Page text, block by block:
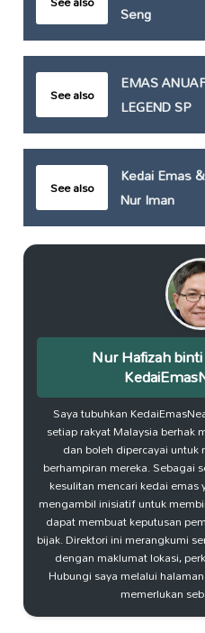
Seng
See also
EMAS
LEGEND SP
See also
Kedai Emas
Nur Iman
Nur Hafizah
Saya tubuhkan
setiap rakyat Malaysia berhak
dan boleh dipercayai
berhampiran mereka. Sebagai
kesulitan mencari kedai
mengambil inisiatif untuk
dapat membuat keputusan
bijak. Direktori ini merangkumi
dengan maklumat lokasi,
Hubungi saya melalui
memerlukan